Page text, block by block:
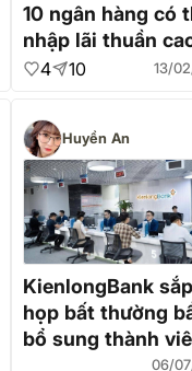
10 ngân hàng có
nhập lãi thuần
nhất năm 2024
4 10 13/
Huyền An
KienlongBank sắp
họp bất thường
bổ sung thành
06/